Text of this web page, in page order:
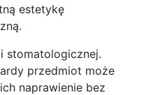
estetykę
stomatologicznej.
przedmiot może
naprawienie bez